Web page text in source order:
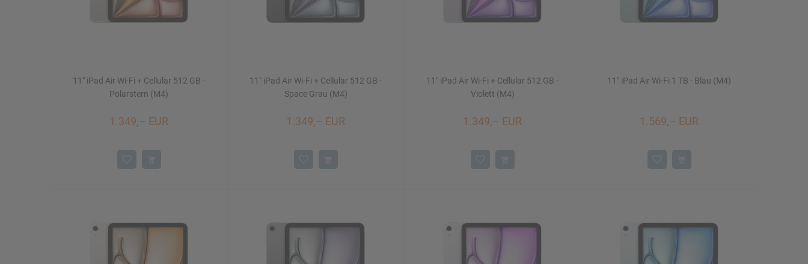
11" iPad Air Wi-Fi + Cellular 512 GB -
Polarstern (M4)
1.349,– EUR
11" iPad Air Wi-Fi + Cellular 512 GB -
Space Grau (M4)
1.349,– EUR
11" iPad Air Wi-Fi + Cellular 512 GB -
Violett (M4)
1.349,– EUR
11" iPad Air Wi-Fi 1 TB - Blau (M4)
1.569,– EUR